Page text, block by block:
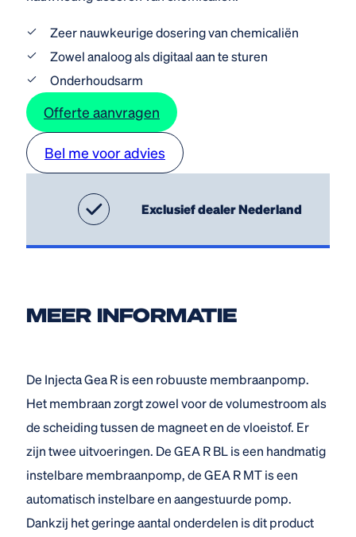
Zeer nauwkeurige dosering van chemicaliën
Zowel analoog als digitaal aan te sturen
Onderhoudsarm
Offerte aanvragen
Bel me voor advies
Exclusief dealer Nederland
MEER INFORMATIE
De Injecta Gea R is een robuuste membraanpomp.
Het membraan zorgt zowel voor de volumestroom als
de scheiding tussen de magneet en de vloeistof. Er
zijn twee uitvoeringen. De GEA R BL is een handmatig
instelbare membraanpomp, de GEA R MT is een
automatisch instelbare en aangestuurde pomp.
Dankzij het geringe aantal onderdelen is dit product